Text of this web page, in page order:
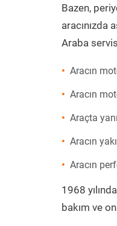
Bazen,
aracınızda
Araba
Aracın
Aracın
Araçta
Aracın
Aracın
1968
bakım ve